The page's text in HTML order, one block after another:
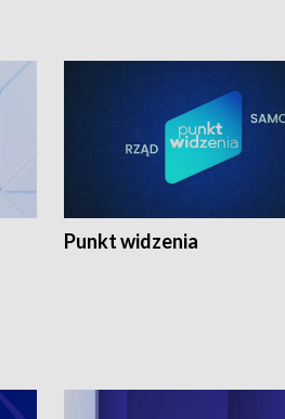
Punkt widzenia